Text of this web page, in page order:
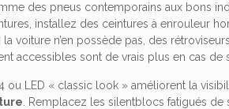
des pneus contemporains aux bons
installez des ceintures à enrouleur
voiture n’en possède pas, des
accessibles sont de vrais plus en cas de
ou LED « classic look » améliorent la
. Remplacez les silentblocs fatigués